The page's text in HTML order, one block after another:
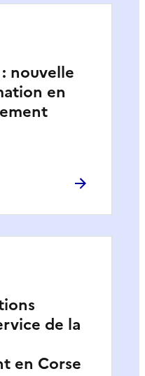
nouvelle
en
de la
en Corse